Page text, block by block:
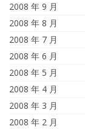
2008 年 9 月
2008 年 8 月
2008 年 7 月
2008 年 6 月
2008 年 5 月
2008 年 4 月
2008 年 3 月
2008 年 2 月